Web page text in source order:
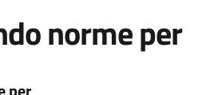
norme per